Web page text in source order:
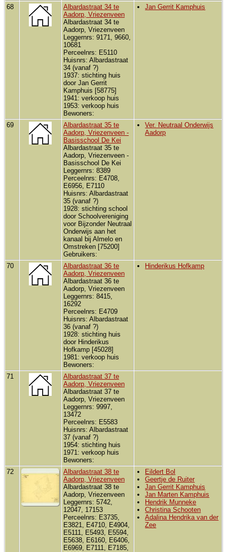
68
Albardastraat 34 te
Aadorp, Vriezenveen
Albardastraat 34 te
Aadorp, Vriezenveen
Leggernrs: 9171, 9660,
10681
Perceelnrs: E5110
Huisnrs: Albardastraat
34 (vanaf ?)
1937: stichting huis
door Jan Gerrit
Kamphuis [58775]
1941: verkoop huis
1953: verkoop huis
Bewoners:
Jan Gerrit Kamphuis
69
Albardastraat 35 te
Aadorp, Vriezenveen -
Basisschool De Kei
Albardastraat 35 te
Aadorp, Vriezenveen -
Basisschool De Kei
Leggernrs: 8389
Perceelnrs: E4708,
E6956, E7110
Huisnrs: Albardastraat
35 (vanaf ?)
1928: stichting school
door Schoolvereniging
voor Bijzonder Neutraal
Onderwijs aan het
kanaal bij Almelo en
Omstreken [75200]
Gebruikers:
Ver. Neutraal Onderwijs
Aadorp
70
Albardastraat 36 te
Aadorp, Vriezenveen
Albardastraat 36 te
Aadorp, Vriezenveen
Leggernrs: 8415,
16292
Perceelnrs: E4709
Huisnrs: Albardastraat
36 (vanaf ?)
1928: stichting huis
door Hinderikus
Hofkamp [45028]
1981: verkoop huis
Bewoners:
Hinderikus Hofkamp
71
Albardastraat 37 te
Aadorp, Vriezenveen
Albardastraat 37 te
Aadorp, Vriezenveen
Leggernrs: 9997,
13472
Perceelnrs: E5583
Huisnrs: Albardastraat
37 (vanaf ?)
1954: stichting huis
1971: verkoop huis
Bewoners:
72
Albardastraat 38 te
Aadorp, Vriezenveen
Albardastraat 38 te
Aadorp, Vriezenveen
Leggernrs: 5742,
12047, 17153
Perceelnrs: E3735,
E3821, E4710, E4904,
E5111, E5493, E5594,
E5638, E6160, E6406,
E6969, E7111, E7185,
Eildert Bol
Geertje de Ruiter
Jan Gerrit Kamphuis
Jan Marten Kamphuis
Hendrik Munneke
Christina Schooten
Adalina Hendrika van der
Zee